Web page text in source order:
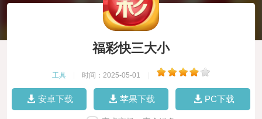
福彩快三大小
工具 时间：2025-05-01
安卓下载 苹果下载 PC下载